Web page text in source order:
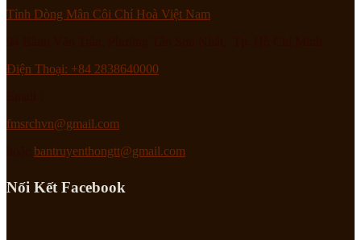
Tỉnh Dòng Mân Côi Chí Hoà Việt Nam
Điện Thoại: +84 2838640000
fmsrchvn@gmail.com
bantruyenthongtt@gmail.com
Nối Kết Facebook